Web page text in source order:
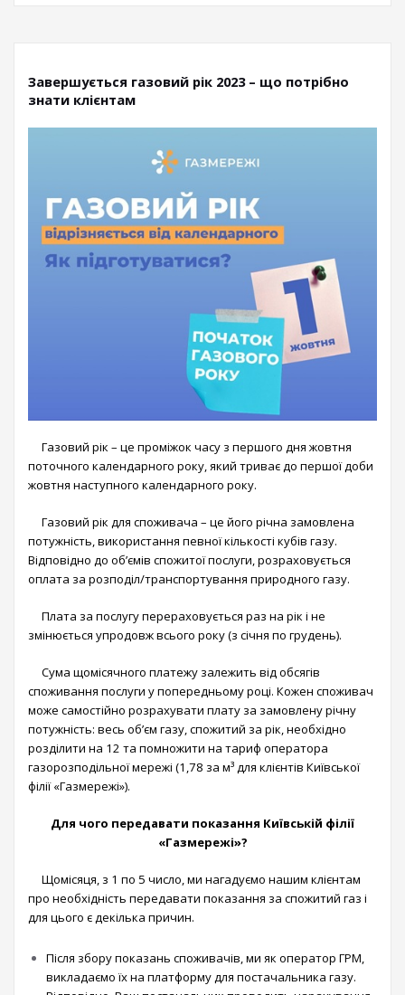
Завершується газовий рік 2023 – що потрібно
знати клієнтам
Газовий рік – це проміжок часу з першого дня жовтня
поточного календарного року, який триває до першої доби
жовтня наступного календарного року.
Газовий рік для споживача – це його річна замовлена
потужність, використання певної кількості кубів газу.
Відповідно до об’ємів спожитої послуги, розраховується
оплата за розподіл/транспортування природного газу.
Плата за послугу перераховується раз на рік і не
змінюється упродовж всього року (з січня по грудень).
Сума щомісячного платежу залежить від обсягів
споживання послуги у попередньому році. Кожен споживач
може самостійно розрахувати плату за замовлену річну
потужність: весь об’єм газу, спожитий за рік, необхідно
розділити на 12 та помножити на тариф оператора
газорозподільної мережі (1,78 за м³ для клієнтів Київської
філії «Газмережі»).
Для чого передавати показання Київській філії
«Газмережі»?
Щомісяця, з 1 по 5 число, ми нагадуємо нашим клієнтам
про необхідність передавати показання за спожитий газ і
для цього є декілька причин.
Після збору показань споживачів, ми як оператор ГРМ,
викладаємо їх на платформу для постачальника газу.